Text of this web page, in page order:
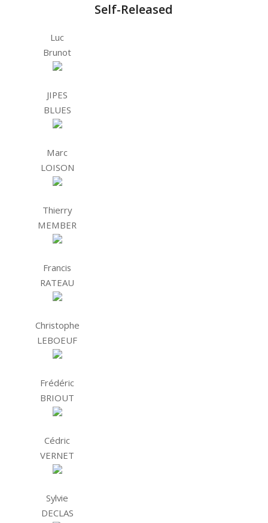
Self-Released
Luc
Brunot
JIPES
BLUES
Marc
LOISON
Thierry
MEMBER
Francis
RATEAU
Christophe
LEBOEUF
Frédéric
BRIOUT
Cédric
VERNET
Sylvie
DECLAS